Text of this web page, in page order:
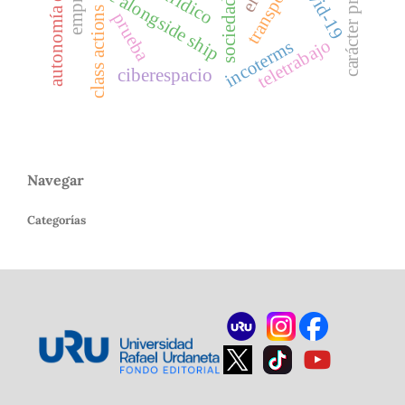
incoterms
free alongside ship
class actions teletrabajo
prueba
ciberespacio
Navegar
Categorías